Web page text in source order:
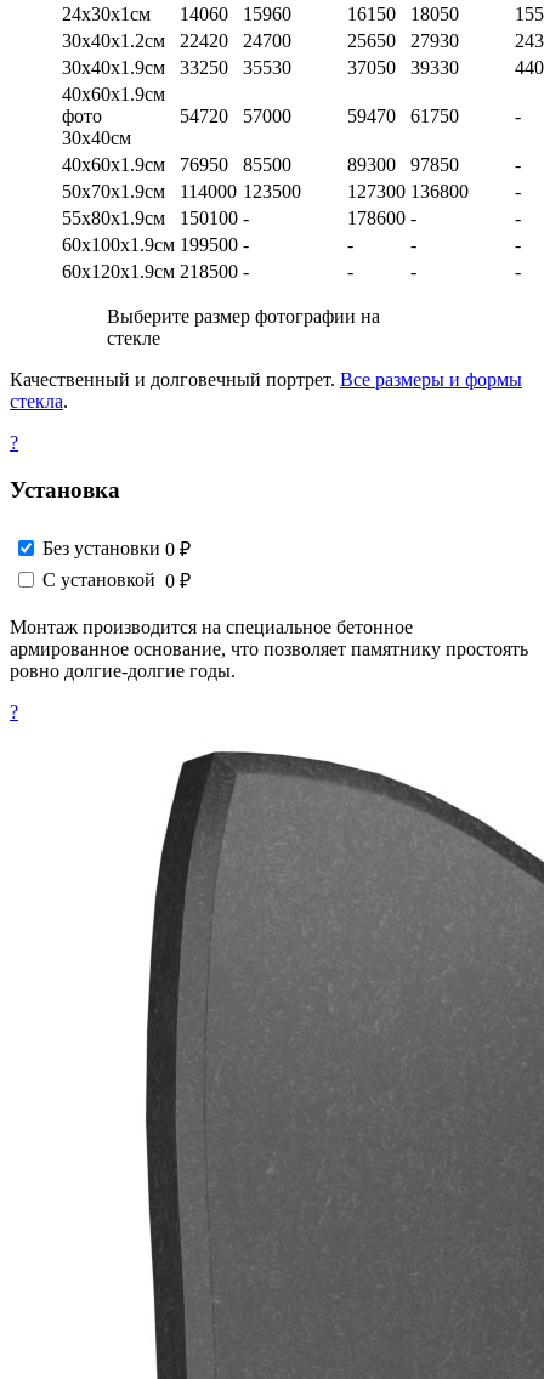
24х30х1см
14060 15960 16150 18050
30х40х1.2см
22420 24700 25650 27930
30х40х1.9см
33250 35530 37050 39330
40х60х1.9см
фото
30х40см
54720 57000 59470 61750 -
40х60х1.9см 76950 85500 89300 97850
-
50х70х1.9см
114000 123500 127300 136800
-
55х80х1.9см
150100 - 178600 -
-
60х100х1.9см 199500 - - -
-
60х120х1.9см 218500 - - - -
Выберите размер фотографии на
стекле
Качественный и долговечный портрет. Все размеры и формы
стекла.
?
Установка
Без установки 0 ₽
С установкой 0 ₽
Монтаж производится на специальное бетонное
армированное основание, что позволяет памятнику простоять
ровно долгие-долгие годы.
?